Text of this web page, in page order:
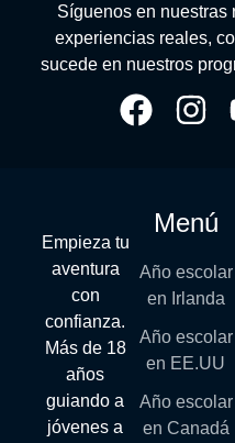
Síguenos en nuestras
experiencias reales,
sucede en nuestros
Empieza tu
aventura
con
confianza.
Más de 18
años
guiando a
jóvenes a
Menú
Año escolar
en Irlanda
Año escolar
en EE.UU
Año escolar
en Canadá